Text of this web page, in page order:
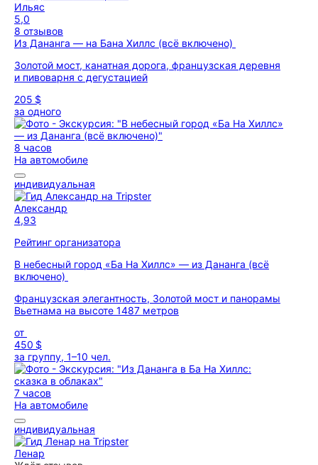
Ильяс
5,0
8 отзывов
Из Дананга — на Бана Хиллс (всё включено)
Золотой мост, канатная дорога, французская деревня
и пивоварня с дегустацией
205 $
за одного
8 часов
На автомобиле
индивидуальная
Александр
4,93
Рейтинг организатора
В небесный город «Ба На Хиллс» — из Дананга (всё
включено)
Французская элегантность, Золотой мост и панорамы
Вьетнама на высоте 1487 метров
от
450 $
за группу, 1–10 чел.
7 часов
На автомобиле
индивидуальная
Ленар